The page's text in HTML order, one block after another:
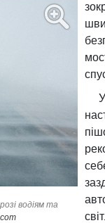
водіям та